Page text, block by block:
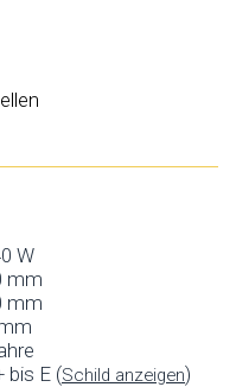
W
mm
mm
bis E (Schild anzeigen)